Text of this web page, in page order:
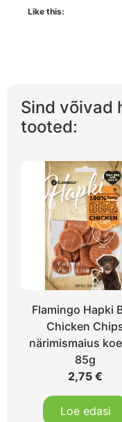
Like this:
Sind võivad
tooted:
Flamingo Hapki
Chicken
närimismaius
85g
2,75€
Loe edasi